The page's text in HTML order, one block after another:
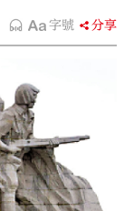
字號 分享